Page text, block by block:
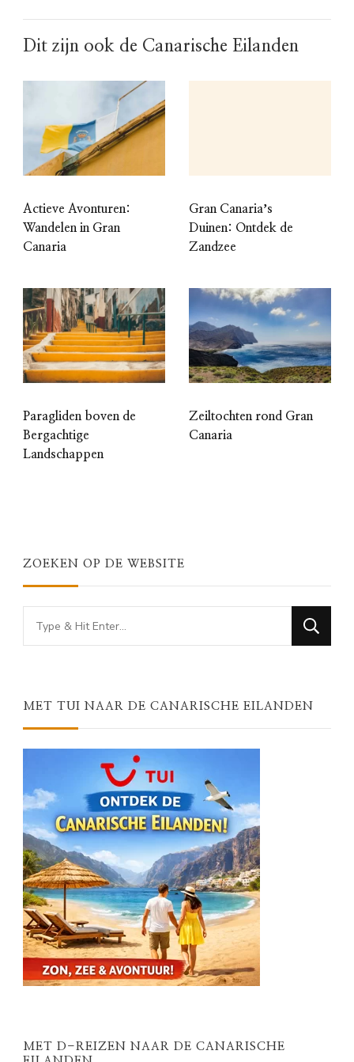
Dit zijn ook de Canarische Eilanden
Actieve Avonturen:
Wandelen in Gran
Canaria
Gran Canariaʼs
Duinen: Ontdek de
Zandzee
Paragliden boven de
Bergachtige
Landschappen
Zeiltochten rond Gran
Canaria
ZOEKEN OP DE WEBSITE
Looking
for
MET TUI NAAR DE CANARISCHE EILANDEN
MET D-REIZEN NAAR DE CANARISCHE